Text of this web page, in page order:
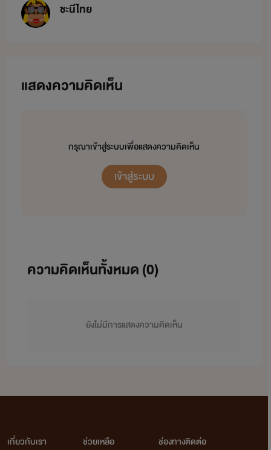
ชะนีไทย
แสดงความคิดเห็น
กรุณาเข้าสู่ระบบเพื่อแสดงความคิดเห็น
เข้าสู่ระบบ
ความคิดเห็นทั้งหมด (0)
ยังไม่มีการแสดงความคิดเห็น
เกี่ยวกับเรา
ช่วยเหลือ
ช่องทางติดต่อ